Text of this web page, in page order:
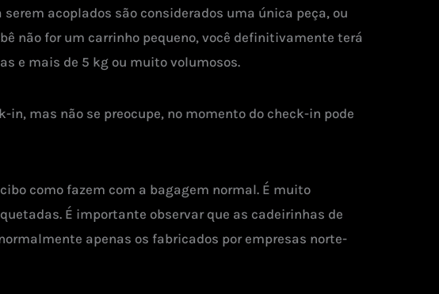
acoplados são considerados uma única peça, ou
não for um carrinho pequeno, você definitivamente terá
e mais de 5 kg ou muito volumosos.
mas não se preocupe, no momento do check-in pode
como fazem com a bagagem normal. É muito
É importante observar que as cadeirinhas de
apenas os fabricados por empresas norte-